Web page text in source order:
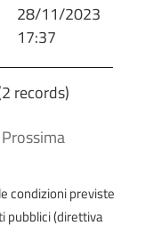
28/11/2023
17:37
records)
Prossima
condizioni previste
pubblici (direttiva